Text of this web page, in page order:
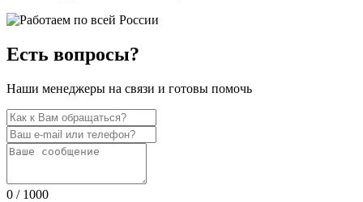
Есть вопросы?
Наши менеджеры на связи и готовы помочь
0 / 1000